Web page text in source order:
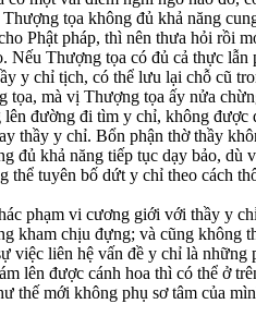
tọa không đủ khả năng
Phật pháp, thì nên thưa hỏi rồi
Nếu Thượng tọa có đủ cả thực
y chỉ tịch, có thể lưu lại chỗ cũ
tọa, mà vị Thượng tọa ấy nửa
đường đi tìm y chỉ, không được
thầy y chỉ. Bổn phận thờ thầy
đủ khả năng tiếp tục dạy bảo, dù
tuyên bố dứt y chỉ theo cách
phạm vi cương giới với thầy y
chịu đựng; và cũng không
liên hệ vấn đề y chỉ là những
lên được cánh hoa thì có thể ở
thế mới không phụ sơ tâm của